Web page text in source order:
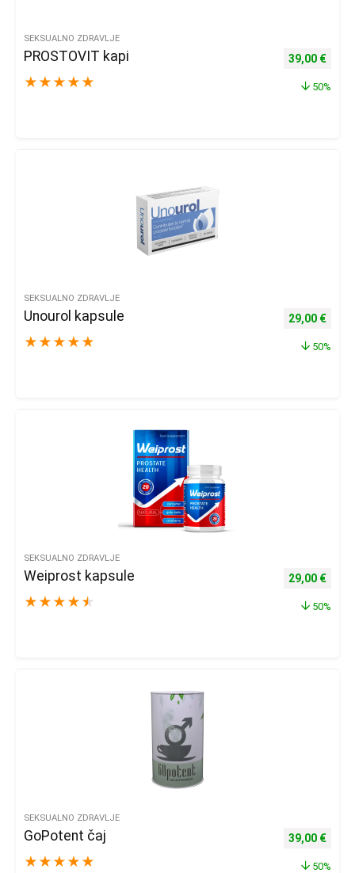
SEKSUALNO ZDRAVLJE
PROSTOVIT kapi
★ ★ ★ ★ ★
Izvorna
39,00 €
50%
SEKSUALNO ZDRAVLJE
Unourol kapsule
★ ★ ★ ★ ★
Izvorna
29,00 €
50%
SEKSUALNO ZDRAVLJE
Weiprost kapsule
★ ★ ★ ★ ★
Izvorna
29,00 €
50%
SEKSUALNO ZDRAVLJE
GoPotent čaj
★ ★ ★ ★ ★
Izvorna
39,00 €
50%